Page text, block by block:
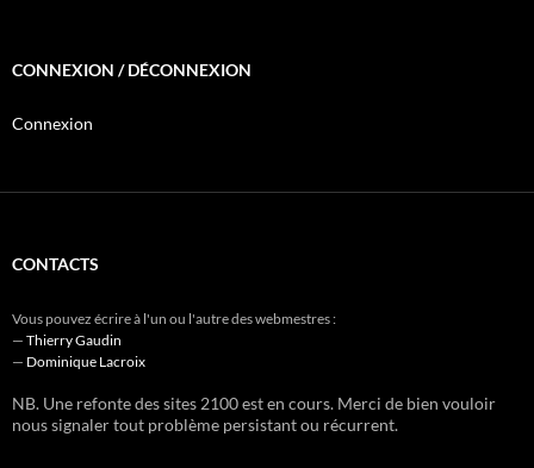
CONNEXION / DÉCONNEXION
Connexion
CONTACTS
Vous pouvez écrire à l'un ou l'autre des webmestres :
— Thierry Gaudin
— Dominique Lacroix
NB. Une refonte des sites 2100 est en cours. Merci de bien vouloir
nous signaler tout problème persistant ou récurrent.